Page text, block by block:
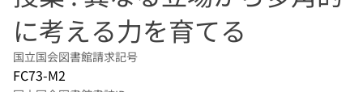
に考える力を育てる
国立国会図書館請求記号
FC73-M2